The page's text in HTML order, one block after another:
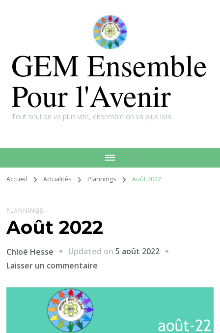
GEM Ensemble
Pour l'Avenir
Tout seul on va plus vite, ensemble on va plus loin.
Accueil Actualités Plannings Août 2022
PLANNINGS
Août 2022
Chloé Hesse Updated on5 août 2022
Laisser un commentaire